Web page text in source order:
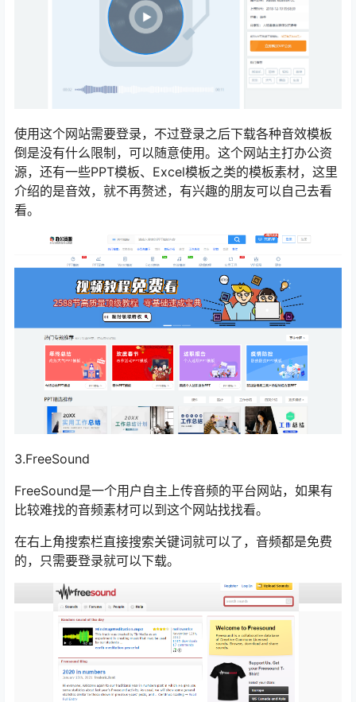
使用这个网站需要登录，不过登录之后下载各种音效模板
倒是没有什么限制，可以随意使用。这个网站主打办公资
源，还有一些PPT模板、Excel模板之类的模板素材，这里
介绍的是音效，就不再赘述，有兴趣的朋友可以自己去看
看。
3.FreeSound
FreeSound是一个用户自主上传音频的平台网站，如果有
比较难找的音频素材可以到这个网站找找看。
在右上角搜索栏直接搜索关键词就可以了，音频都是免费
的，只需要登录就可以下载。